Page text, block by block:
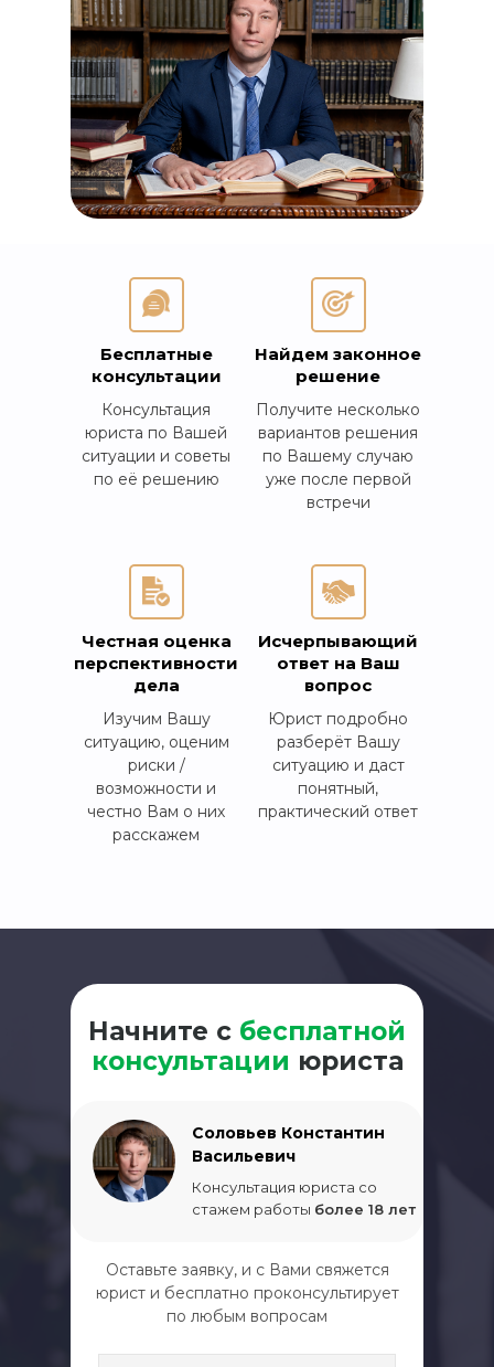
Юрист подробно
разберёт Вашу
ситуацию и даст
понятный,
практический ответ
Исчерпывающий
ответ на Ваш
вопрос
Изучим Вашу
ситуацию, оценим
риски /
возможности и
честно Вам о них
расскажем
Честная оценка
перспективности
дела
Консультация
юриста по Вашей
ситуации и советы
по её решению
Бесплатные
консультации
Получите несколько
вариантов решения
по Вашему случаю
уже после первой
встречи
Найдем законное
решение
Начните с бесплатной
консультации юриста
Оставьте заявку, и с Вами свяжется
юрист и бесплатно проконсультирует
по любым вопросам
Соловьев Константин
Васильевич
Консультация юриста со
стажем работы более 18 лет